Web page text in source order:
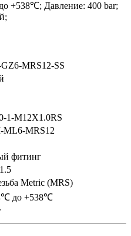
+538℃; Давление: 400 bar;
MRS12-SS
1-M12X1.0RS
ML6-MRS12
фитинг
Metric (MRS)
до +538℃